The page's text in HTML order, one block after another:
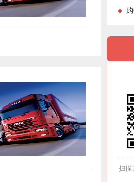
扫描